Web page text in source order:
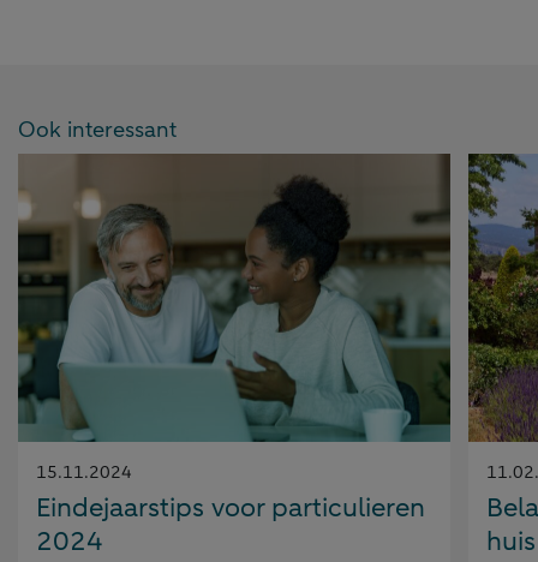
Ook interessant
Gepubliceerd
op:
15.11.2024
Eindejaarstips voor particulieren
2024
op: